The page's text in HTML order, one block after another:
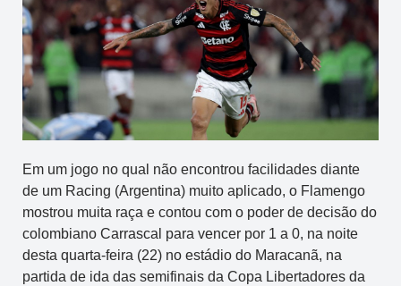
Em um jogo no qual não encontrou facilidades diante
de um Racing (Argentina) muito aplicado, o Flamengo
mostrou muita raça e contou com o poder de decisão do
colombiano Carrascal para vencer por 1 a 0, na noite
desta quarta-feira (22) no estádio do Maracanã, na
partida de ida das semifinais da Copa Libertadores da